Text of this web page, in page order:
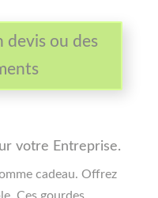
devis ou des
votre Entreprise.
cadeau. Offrez
Ces gourdes